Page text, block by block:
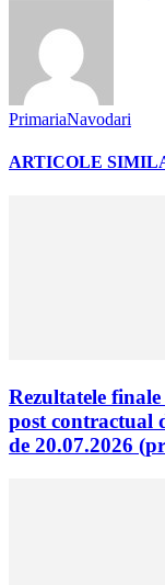
PrimariaNavodari
ARTICOLE
Rezultatele
post contractual
de 20.07.2026